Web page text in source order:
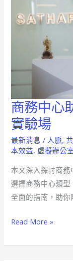
又
高
商務中心
實驗場
最新消息 / 人脈,
本效益, 虛擬辦公
本文深入探討商
選擇商務中心類
全面的指南，助你
商
務
中
心
你
創
業
錯
Read More »